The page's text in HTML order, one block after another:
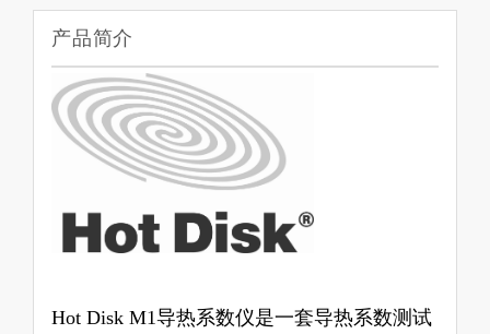
产品简介
Hot Disk M1导热系数仪是一套导热系数测试